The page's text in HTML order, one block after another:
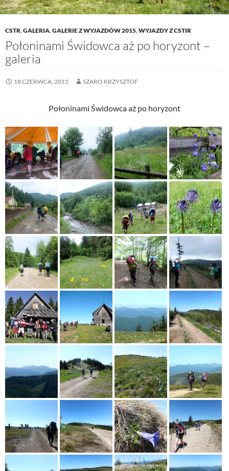
CSTR,GALERIA,GALERIE Z WYJAZDÓW 2015,WYJAZDY Z CSTIR
Połoninami Świdowca aż po horyzont –
galeria
18 CZERWCA, 2015 SZARO KRZYSZTOF
Połoninami Świdowca aż po horyzont